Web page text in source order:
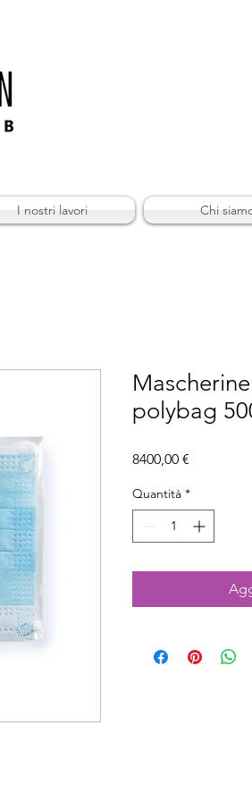
I nostri lavori Chi
polybag
8400,00 €
Quantità *